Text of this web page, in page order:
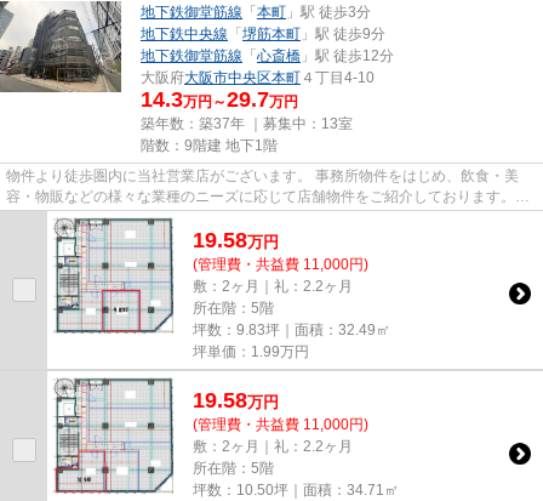
地下鉄御堂筋線 「本町 」駅 徒歩3分
地下鉄中央線 「堺筋本町 」駅 徒歩9分
地下鉄御堂筋線 「心斎橋 」駅 徒歩12分
大阪府大阪市中央区本町 ４丁目4-10
14.3万円～29.7万円
築年数：築37年 ｜募集中： 13室
階数：9階建 地下1階
物件より徒歩圏内に当社営業店がございます。 事務所物件をはじめ、飲食・美
容・物販などの様々な業種のニーズに応じて店舗物件をご紹介しております。
尚、弊社ではおとり広告は一切...
19.58万円
(管理費・共益費 11,000円)
敷：2ヶ月｜礼：2.2ヶ月
所在階：5階
坪数：9.83坪｜面積：32.49㎡
坪単価： 1.99万円
19.58万円
(管理費・共益費 11,000円)
敷：2ヶ月｜礼：2.2ヶ月
所在階：5階
坪数：10.50坪｜面積：34.71㎡